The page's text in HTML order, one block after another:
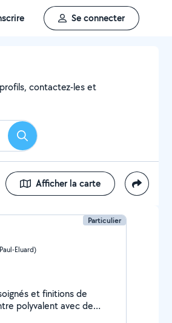
Se connecter
contactez-les et
Rechercher
Afficher la carte
Particulier
Eluard)